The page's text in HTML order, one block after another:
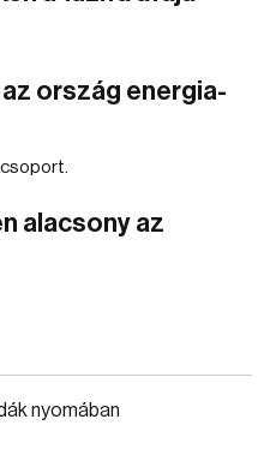
ország energia-
alacsony az